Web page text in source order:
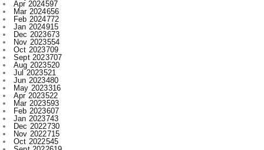
Apr 2024597
Mar 2024656
Feb 2024772
Jan 2024915
Dec 2023673
Nov 2023554
Oct 2023709
Sept 2023707
Aug 2023520
Jul 2023521
Jun 2023480
May 2023316
Apr 2023522
Mar 2023593
Feb 2023607
Jan 2023743
Dec 2022730
Nov 2022715
Oct 2022545